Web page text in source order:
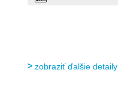
zobraziť ďalšie detaily